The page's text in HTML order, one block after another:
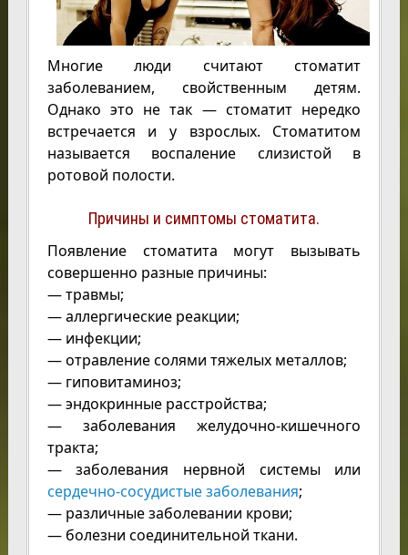
Многие люди считают стоматит
заболеванием, свойственным детям.
Однако это не так — стоматит нередко
встречается и у взрослых. Стоматитом
называется воспаление слизистой в
ротовой полости.
Причины и симптомы стоматита.
Появление стоматита могут вызывать
совершенно разные причины:
— травмы;
— аллергические реакции;
— инфекции;
— отравление солями тяжелых металлов;
— гиповитаминоз;
— эндокринные расстройства;
— заболевания желудочно-кишечного
тракта;
— заболевания нервной системы или
сердечно-сосудистые заболевания;
— различные заболевании крови;
— болезни соединительной ткани.